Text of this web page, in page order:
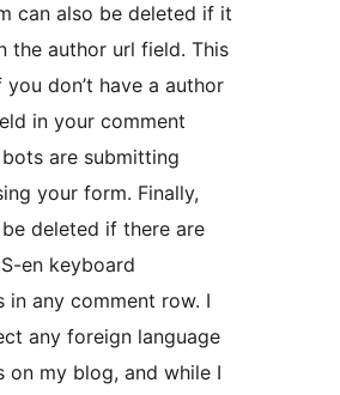
can also be deleted if it
the author url field. This
you don’t have a author
in your comment
are submitting
your form. Finally,
deleted if there are
en keyboard
in any comment row. I
any foreign language
on my blog, and while I